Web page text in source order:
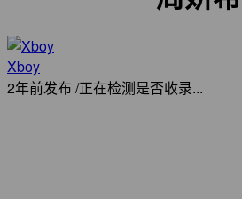
Xboy
2年前发布 /正在检测是否收录...